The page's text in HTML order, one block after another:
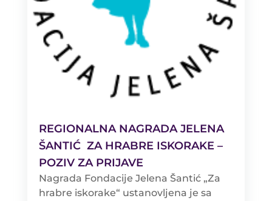
REGIONALNA NAGRADA JELENA
ŠANTIĆ ZA HRABRE ISKORAKE –
POZIV ZA PRIJAVE
Nagrada Fondacije Jelena Šantić „Za
hrabre iskorake“ ustanovljena je sa